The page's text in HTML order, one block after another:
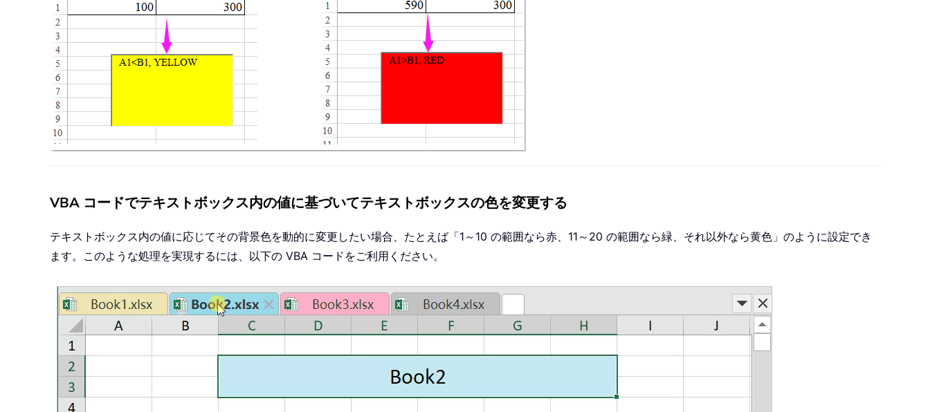
VBA コードでテキストボックス内の値に基づいてテキストボックスの色を変更する
テキストボックス内の値に応じてその背景色を動的に変更したい場合、たとえば「1～10 の範囲なら赤、11～20 の範囲なら緑、それ以外なら黄色」のように設定でき
ます。このような処理を実現するには、以下の VBA コードをご利用ください。